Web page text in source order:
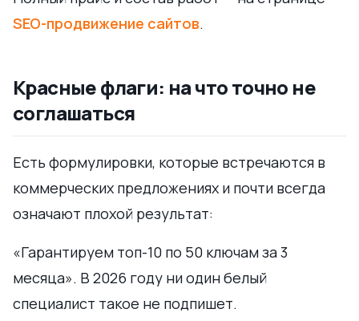
SEO-продвижение сайтов.
Красные флаги: на что точно не
соглашаться
Есть формулировки, которые встречаются в
коммерческих предложениях и почти всегда
означают плохой результат:
«Гарантируем топ-10 по 50 ключам за 3
месяца». В 2026 году ни один белый
специалист такое не подпишет.